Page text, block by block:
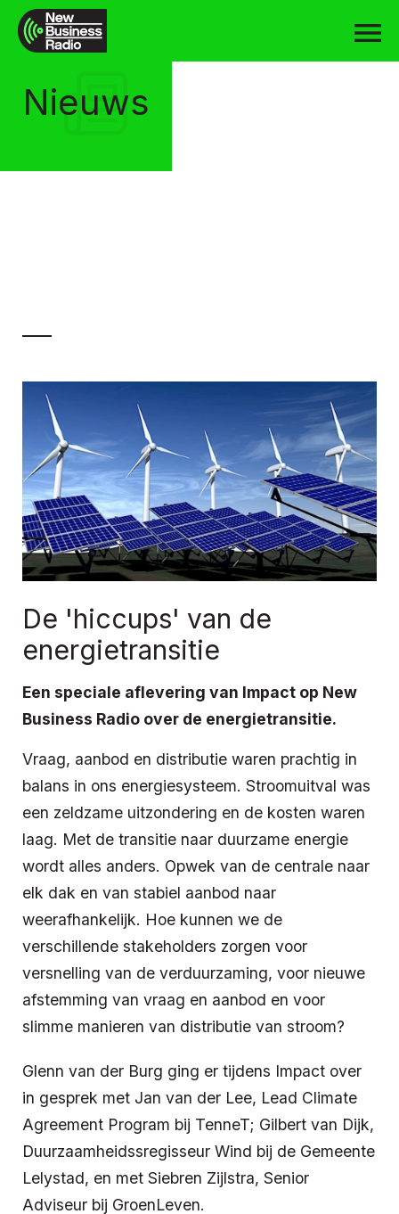
Nieuws
De 'hiccups' van de
energietransitie
Een speciale aflevering van Impact op New
Business Radio over de energietransitie.
Vraag, aanbod en distributie waren prachtig in
balans in ons energiesysteem. Stroomuitval was
een zeldzame uitzondering en de kosten waren
laag. Met de transitie naar duurzame energie
wordt alles anders. Opwek van de centrale naar
elk dak en van stabiel aanbod naar
weerafhankelijk. Hoe kunnen we de
verschillende stakeholders zorgen voor
versnelling van de verduurzaming, voor nieuwe
afstemming van vraag en aanbod en voor
slimme manieren van distributie van stroom?
Glenn van der Burg ging er tijdens Impact over
in gesprek met Jan van der Lee, Lead Climate
Agreement Program bij TenneT; Gilbert van Dijk,
Duurzaamheidssregisseur Wind bij de Gemeente
Lelystad, en met Siebren Zijlstra, Senior
Adviseur bij GroenLeven.